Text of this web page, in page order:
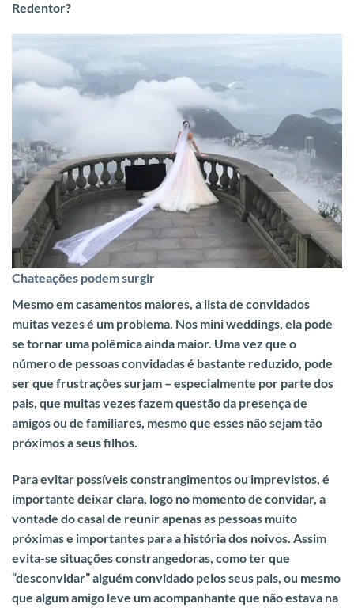
Redentor?
Chateações podem surgir
Mesmo em casamentos maiores, a lista de convidados
muitas vezes é um problema. Nos mini weddings, ela pode
se tornar uma polêmica ainda maior. Uma vez que o
número de pessoas convidadas é bastante reduzido, pode
ser que frustrações surjam – especialmente por parte dos
pais, que muitas vezes fazem questão da presença de
amigos ou de familiares, mesmo que esses não sejam tão
próximos a seus filhos.
Para evitar possíveis constrangimentos ou imprevistos, é
importante deixar clara, logo no momento de convidar, a
vontade do casal de reunir apenas as pessoas muito
próximas e importantes para a história dos noivos. Assim
evita-se situações constrangedoras, como ter que
“desconvidar” alguém convidado pelos seus pais, ou mesmo
que algum amigo leve um acompanhante que não estava na